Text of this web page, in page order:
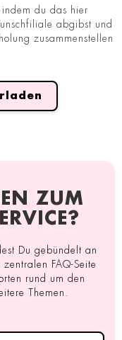
indem du das hier
abgibst und
zusammenstellen
ZUM
Du gebündelt an
FAQ-Seite
rund um den
Themen.